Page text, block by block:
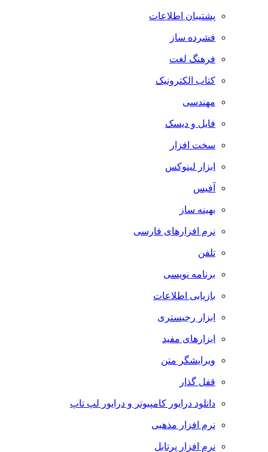
پشتیبان اطلاعات
فشرده ساز
فرهنگ لغت
کتاب الکترونیک
مهندسی
فایل و دیسک
سخت افزار
ابزار لینوکس
آفیس
بهینه ساز
نرم افزارهای فارسی
تلفن
برنامه نویسی
بازیابی اطلاعات
ابزار رجیستری
ابزارهای مفید
ویرایشگر متن
قفل گذار
دانلود درایور کامپیوتر و درایور لپ تاپ
نرم افزار مذهبی
نرم افزار پرتابل